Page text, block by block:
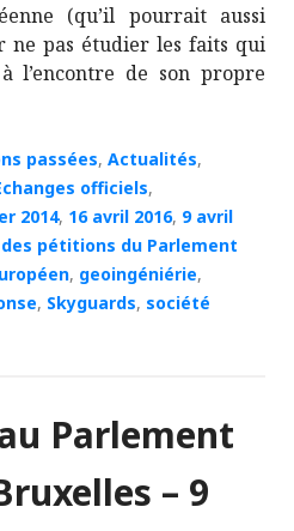
(qu’il pourrait aussi
ne pas étudier les faits qui
l’encontre de son propre
passées, Actualités,
officiels,
2014, 16 avril 2016, 9 avril
pétitions du Parlement
, geoingéniérie,
, Skyguards, société
Parlement
– 9